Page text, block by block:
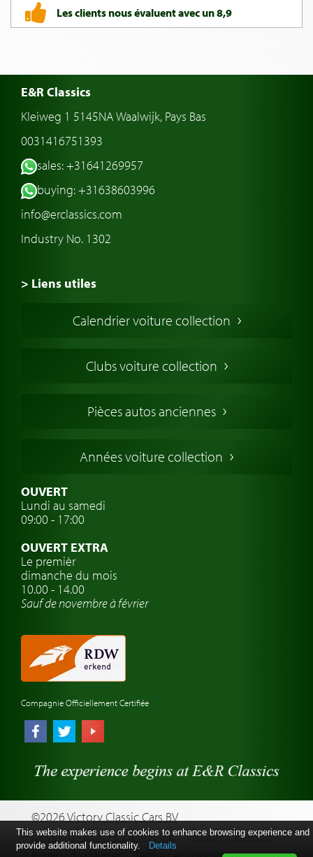
Les clients nous évaluent avec un 8,9
E&R Classics
Kleiweg 1 5145NA Waalwijk, Pays Bas
0031416751393
sales: +31641269957
buying: +31638603996
info@erclassics.com
Industry No. 1302
> Liens utiles
Voiture Collection Europe
Voitures Anglaises
Voitures Allemandes
Voitures Suédoises
Assurance voiture de collection
Clubs de voitures classiques
Atelier de voitures anciennes
Montres de marque de voiture
Calendrier voiture collection
Clubs voiture collection
Pièces autos anciennes
Années voiture collection
OUVERT
Lundi au samedi
09:00 - 17:00
OUVERT EXTRA
Le premièr
dimanche du mois
10.00 - 14.00
Sauf de novembre à février
Compagnie Officiellement Certifiée
©2026 Victory Classic Cars BV
Development: Pc Langstraat
Hosting: Esmero
This website makes use of cookies to enhance browsing experience and
provide additional functionality.
Details